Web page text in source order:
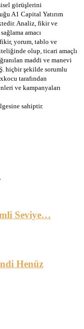
görüşlerini
A1 Capital Yatırım
Analiz, fikir ve
amacı
yorum, tablo ve
olup, ticari amaçlı
maddi ve manevi
hiçbir şekilde sorumlu
tarafından
ve kampanyaları
sahiptir.
Seviye…
Henüz